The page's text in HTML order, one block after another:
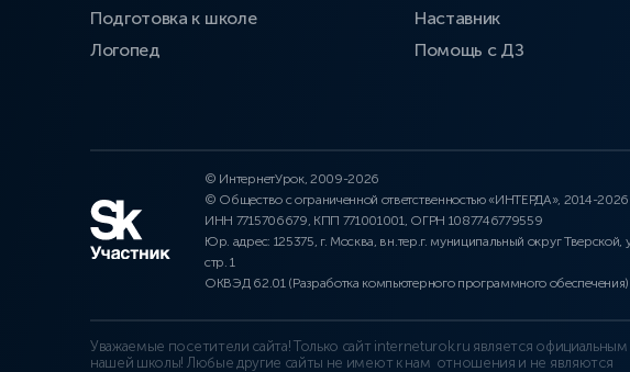
Подготовка к школе
Логопед
Наставник
Помощь с ДЗ
© ИнтернетУрок, 2009-2026
© Общество с ограниченной ответственностью «ИНТЕРДА», 2014-2026
ИНН 7715706679, КПП 771001001, ОГРН 1087746779559
Юр. адрес: 125375, г. Москва, вн.тер.г. муниципальный округ Тверской,
стр. 1
ОКВЭД 62.01 (Разработка компьютерного программного обеспечения)
Уважаемые посетители сайта! Только сайт interneturok.ru является
нашей школы! Любые другие сайты не имеют к нам отношения и не являются